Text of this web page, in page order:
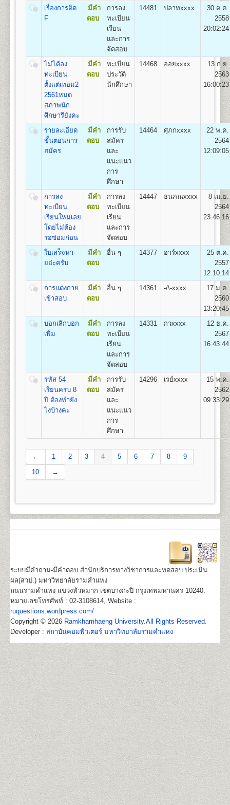
Fine and Applied Arts(B.F.A.)
เปิดสอน
สาขาวิชา
1.สาขาวิชานาฏกรรมไทย
3.สาขาวิชาดนตรีไทยสมัยนิยม
คณะทัศนมาตรศาสตร์
เปิดสอนระดับปริญญาตรี
หลักสูตร 6 ปี จำนวน 238
หน่วยกิต
1.หลักสูตร 6 ปี สำหรับผู้ที่จบมัธยมศึกษาปีที่ 6 โดยเริ่ม
เรียนเป็น Pre-Optometry ในช่วง 2 ปีแรก และเรียน
Optometry ในช่วง 4 ปีหลัง
2.หลักสูตร 4 ปี สำหรับผู้ที่จบการศึกษาระดับปริญญาตรี
เรียน Optometry ในหลักสูตร 4 ปี
ทัศนมาตรศาสตรบัณฑิต (ทศ.บ.) Doctor of
คือ สาขาวิชาทัศนมาตรศาสตร์
คณะสาธารณสุขศาสตร์
เปิดสอนระดับปริญญาตรี
หลักสูตร 4 ปี จำนวน
135 หน่วยกิต
ชื่อปริญญาสาธารณสุขศาสตรบัณฑิต (ส.บ.) Bachelor of
Health (B.P.H)
เปิดสอน 1 หลักสูตร
สาธารณสุขชุมชน
ส่วนกลาง (หัวหมาก) สำนักงานคณะสาธารณสุขศาสตร์
อาคารสุโขทัย ชั้น 13 แขวงหัวหมาก กรุงเทพฯ 10240
หลักสูตรที่เปิดสอน (ปริญญาตรี ส่วนภูมิภาค)
มหาวิทยาลัยรามคำแหงเปิดสอนระดับปริญญาตรี ใน 4
คณะ/สาขาวิชาในส่วนภูมิภาค
สาขาวิทยบริการเฉลิมพระเกียรต 23 จังหวัด 41 ศูนย์
คณะบริหารธุรกิจ
สาขาวิชาการจัดการ
คณะสื่อสารมวลชนสาขาวิชานิเทศศาสตร์และ
สื่อดิจิทัล
6 300 500 800 100 500 100
2,300
800
800
2,400
9 500 800
2,450
10 500
11 550
12 800 500
2,600
800
15 500 800 100 500 100
2,750
16 800 800
17 850 800
2,850
18 900 500
2,900
19 950 500 800 100 500 100
2,950
3,000
21 1,050 500 800 100 500 100
3,050
800
เรื่องการติด
F
มีคำ
ตอบ
การลง
ทะเบียน
เรียน
และการ
จัดสอบ
14481 ปลาทxxxx
30 ต.ค.
2558
20:02:24
ไม่ได้ลง
ทะเบียน
ตั้งแต่เทอม2
2561หมด
สภาพนัก
ศึกษารึยังคะ
มีคำ
ตอบ
ทะเบียน
ประวัติ
นักศึกษา
14468 ออยxxxx
13 ก.ย.
2563
16:00:23
รายละเอียด
ขั้นตอนการ
สมัคร
มีคำ
ตอบ
การรับ
สมัคร
และ
แนะแนว
การ
ศึกษา
14464 ศุภกxxxx
22 พ.ค.
2564
12:09:05
การลง
ทะเบียน
เรียนใหม่เลย
โดยไม่ต้อง
รอซ่อมก่อน
มีคำ
ตอบ
การลง
ทะเบียน
เรียน
และการ
จัดสอบ
14447 ธนภณxxxx
8 เม.ย.
2564
23:46:16
ใบเสร็จหา
ยอ่ะครับ
มีคำ
ตอบ
อื่น ๆ 14377 อาร์xxxx
25 ต.ค.
2557
12:10:14
การแต่งกาย
เข้าสอบ
มีคำ
ตอบ
อื่น ๆ 14361 -/\-xxxx
17 ม.ค.
2560
13:20:45
บอกเลิกบอก
เพิ่ม
มีคำ
ตอบ
การลง
ทะเบียน
เรียน
และการ
จัดสอบ
14331 กวxxxx
12 ธ.ค.
2567
16:43:44
รหัส 54
เรียนครบ 8
ปี ต้องทำยัง
ไงบ้างคะ
มีคำ
ตอบ
การรับ
สมัคร
และ
แนะแนว
การ
ศึกษา
14296 เรย์xxxx
15 พ.ค.
2562
09:33:29
← 1 2 3 4 5 6 7 8
9
10
→
ระบบมีคำถาม-มีคำตอบ สำนักบริการทางวิชาการและทดสอบ ประเมิน
ผล(สวป.) มหาวิทยาลัยรามคำแหง
ถนนรามคำแหง แขวงหัวหมาก เขตบางกะปิ กรุงเทพมหานคร 10240.
หมายเลขโทรศัพท์ : 02-3108614, Website :
ruquestions.wordpress.com/
Copyright © 2026 Ramkhamhaeng University.All Rights Reserved.
Developer : สถาบันคอมพิวเตอร์ มหาวิทยาลัยรามคำแหง